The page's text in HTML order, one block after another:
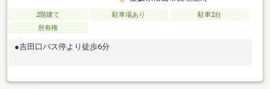
2階建て 駐車場あり
駐車2台
所有権
●吉田口バス停より徒歩6分